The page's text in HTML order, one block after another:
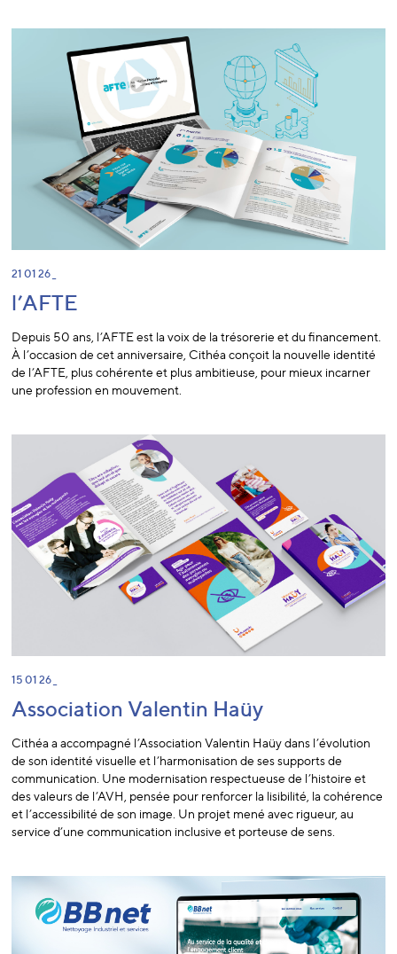
21 01 26 _
l’AFTE
Depuis 50 ans, l’AFTE est la voix de la trésorerie et du financement.
À l’occasion de cet anniversaire, Cithéa conçoit la nouvelle identité
de l’AFTE, plus cohérente et plus ambitieuse, pour mieux incarner
une profession en mouvement.
15 01 26 _
Association Valentin Haüy
Cithéa a accompagné l’Association Valentin Haüy dans l’évolution
de son identité visuelle et l’harmonisation de ses supports de
communication. Une modernisation respectueuse de l’histoire et
des valeurs de l’AVH, pensée pour renforcer la lisibilité, la cohérence
et l’accessibilité de son image. Un projet mené avec rigueur, au
service d’une communication inclusive et porteuse de sens.